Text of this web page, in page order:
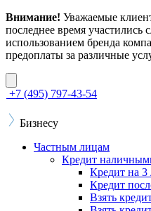
Внимание! Уважаемые
последнее время участились
использованием бренда
предоплаты за различные
+7 (495) 797-43-54
Бизнесу
Частным лицам
Кредит
Кредит на 3
Кредит
Взять